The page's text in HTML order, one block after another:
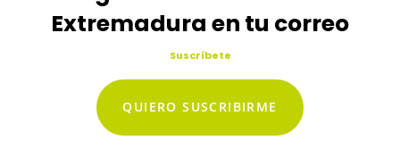
Extremadura en tu correo
Suscríbete
QUIERO SUSCRIBIRME